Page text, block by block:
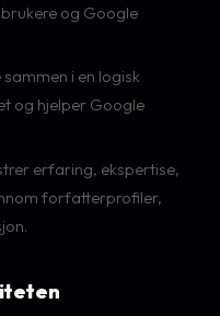
og Google
i en logisk
og hjelper Google
erfaring, ekspertise,
forfatterprofiler,